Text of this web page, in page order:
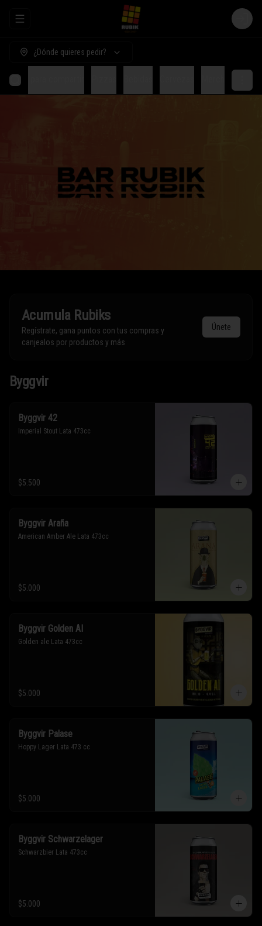
Abrir menu de navegación Login
¿Dónde quieres pedir?
Comida para compartir
Acumula Rubiks
Regístrate, gana puntos con tus compras y
canjealos por productos y más
Únete
Byggvir
Byggvir 42
Imperial Stout Lata 473cc
$5.500
Byggvir Araña
American Amber Ale Lata 473cc
$5.000
Byggvir Golden AI
Golden ale Lata 473cc
$5.000
Byggvir Palase
Hoppy Lager Lata 473 cc
$5.000
Byggvir Schwarzelager
Schwarzbier Lata 473cc
$5.000